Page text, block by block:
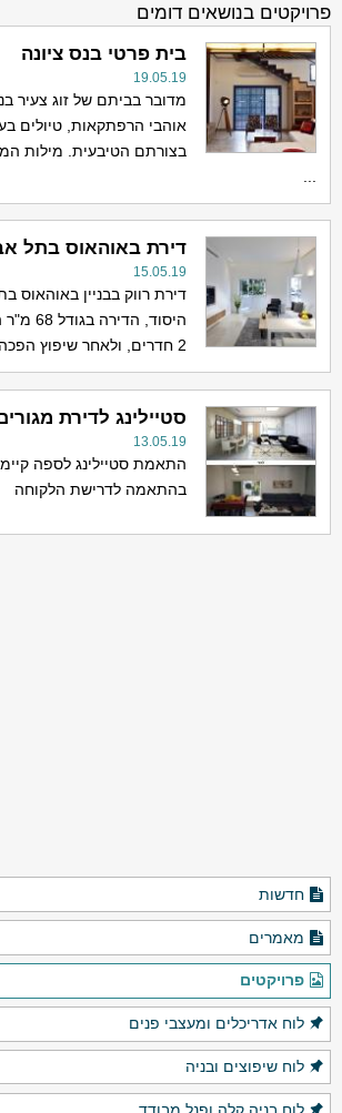
פרויקטים בנושאים דומים
בית פרטי בנס ציונה
19.05.19
מדובר בביתם של זוג צעיר
אוהבי הרפתקאות, טיולים
בצורתם הטיבעית. מילות
דירת באוהאוס בתל
15.05.19
דירת רווק בבניין באוהאוס
היסוד,
2 חדרים, ולאחר שיפוץ הפכה לדירת 3...
סטיילינג לדירת
13.05.19
התאמת סטיילינג לספה
בהתאמה לדרישת הלקוחה
חדשות
מאמרים
פרויקטים
לוח אדריכלים ומעצבי פנים
לוח שיפוצים ובניה